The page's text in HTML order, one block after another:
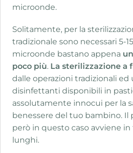
microonde.
Solitamente, per la
tradizionale sono necessari 5-
microonde bastano appena
poco più. La sterilizzazione a
dalle operazioni tradizionali ed
disinfettanti disponibili in
assolutamente innocui per la
benessere del tuo bambino.
però in questo caso avviene
lunghi.